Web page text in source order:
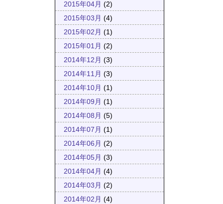
2015年04月 (2)
2015年03月 (4)
2015年02月 (1)
2015年01月 (2)
2014年12月 (3)
2014年11月 (3)
2014年10月 (1)
2014年09月 (1)
2014年08月 (5)
2014年07月 (1)
2014年06月 (2)
2014年05月 (3)
2014年04月 (4)
2014年03月 (2)
2014年02月 (4)